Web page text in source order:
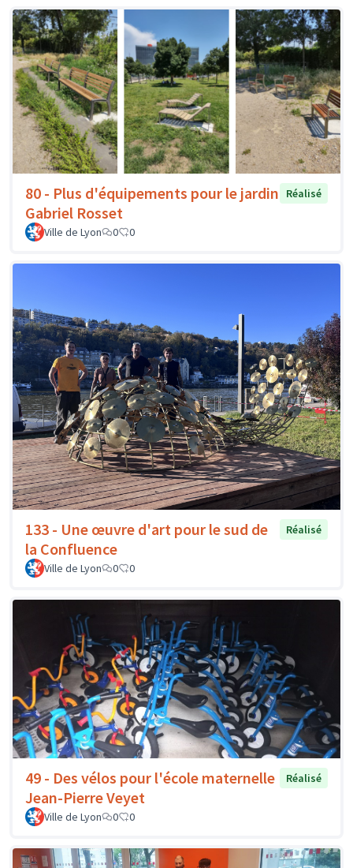
80 - Plus d'équipements pour le jardin
Gabriel Rosset
Réalisé
Ville de Lyon 0 0
133 - Une œuvre d'art pour le sud de
la Confluence
Réalisé
Ville de Lyon 0 0
49 - Des vélos pour l'école maternelle
Jean-Pierre Veyet
Réalisé
Ville de Lyon 0 0